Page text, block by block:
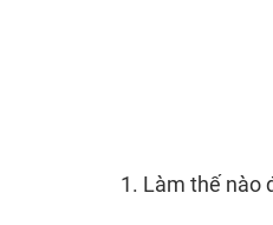
1. Làm thế nào